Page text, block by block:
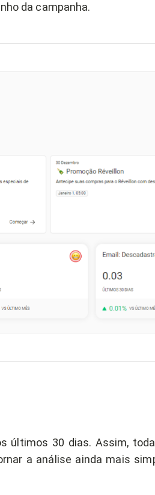
da campanha.
últimos 30 dias. Assim,
a análise ainda mais